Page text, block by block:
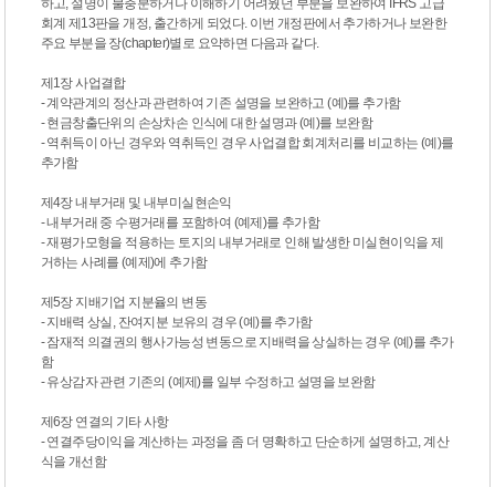
회계 제13판을 개정, 출간하게 되었다. 이번 개정판에서 추가하거나 보완한
주요 부분을 장(chapter)별로 요약하면 다음과 같다.
제1장 사업결합
- 계약관계의 정산과 관련하여 기존 설명을 보완하고 (예)를 추가함
- 현금창출단위의 손상차손 인식에 대한 설명과 (예)를 보완함
- 역취득이 아닌 경우와 역취득인 경우 사업결합 회계처리를 비교하는 (예)를
추가함
제4장 내부거래 및 내부미실현손익
- 내부거래 중 수평거래를 포함하여 (예제)를 추가함
- 재평가모형을 적용하는 토지의 내부거래로 인해 발생한 미실현이익을 제
거하는 사례를 (예제)에 추가함
제5장 지배기업 지분율의 변동
- 지배력 상실, 잔여지분 보유의 경우 (예)를 추가함
- 잠재적 의결권의 행사가능성 변동으로 지배력을 상실하는 경우 (예)를 추가
함
- 유상감자 관련 기존의 (예제)를 일부 수정하고 설명을 보완함
제6장 연결의 기타 사항
- 연결주당이익을 계산하는 과정을 좀 더 명확하고 단순하게 설명하고, 계산
식을 개선함